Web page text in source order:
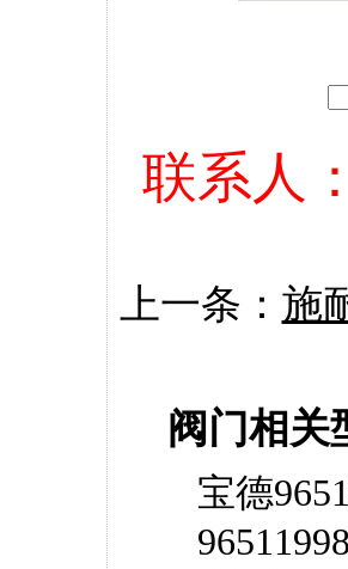
联系人
上一条： 施
阀门相关
宝德